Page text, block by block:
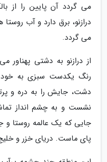
می گردد آن پایین را از
درازنو، برق دارد و آب
می گردد.
از درازنو به دشتی پهناور
رنگ یکدست سبزی به خود
دشت، جایش را به دره و
نشست و به چشم انداز
جایی که یک عالمه روستا و
پای ماست. دریای خزر و